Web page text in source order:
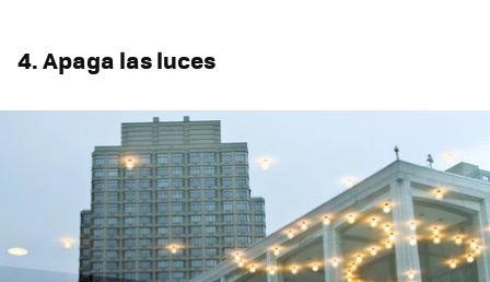
4. Apaga las luces